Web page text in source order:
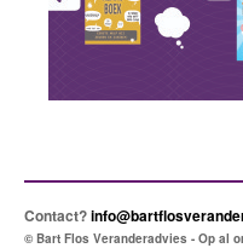
Contact?
© Bart Flos Veranderadvies - Op al